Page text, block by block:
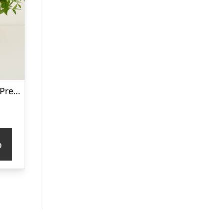
Den helt rigtige Premium